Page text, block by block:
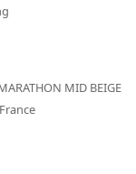
MID BEIGE